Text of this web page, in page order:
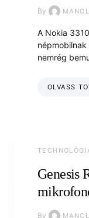
By
A Nokia
nemrég
OLVASS
Genesis
By